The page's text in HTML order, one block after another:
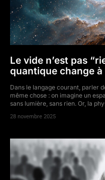
Le vide n’est pas
quantique change
Dans le langage courant, parler
même chose : on imagine un
sans lumière, sans rien. Or, la
28 novembre 2025